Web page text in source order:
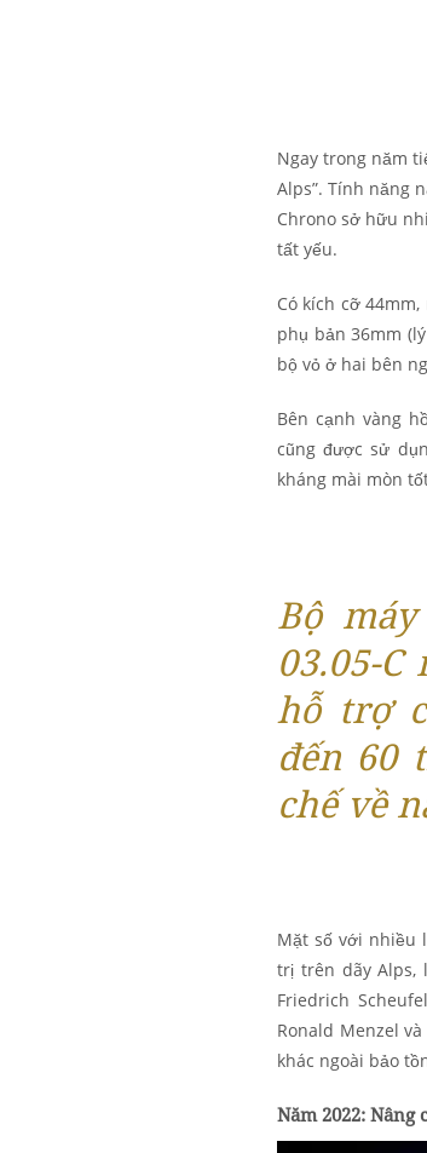
Ngay trong năm
Alps”. Tính năng
Chrono sở hữu
tất yếu.
Có kích cỡ
phụ bản 36mm
bộ vỏ ở hai bên
Bên cạnh vàng
cũng được sử
kháng mài mòn
Bộ
03.05-
hỗ trợ
đến 60
chế về
Mặt số với nhiều
trị trên dãy Alps,
Friedrich
Ronald Menzel
khác ngoài bảo
Năm 2022: